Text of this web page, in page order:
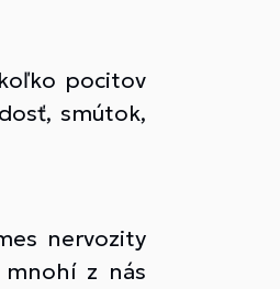
pocitov
smútok,
nervozity
z nás